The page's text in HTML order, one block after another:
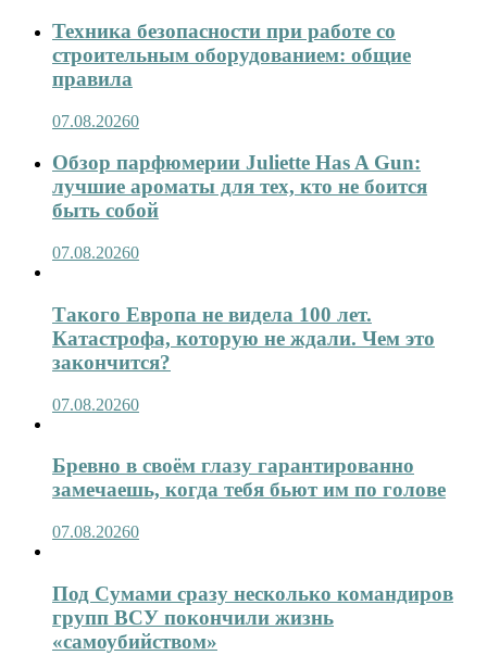
Техника безопасности при работе со
строительным оборудованием: общие
правила
07.08.20260
Обзор парфюмерии Juliette Has A Gun:
лучшие ароматы для тех, кто не боится
быть собой
07.08.20260
Такого Европа не видела 100 лет.
Катастрофа, которую не ждали. Чем это
закончится?
07.08.20260
Бревно в своём глазу гарантированно
замечаешь, когда тебя бьют им по голове
07.08.20260
Под Сумами сразу несколько командиров
групп ВСУ покончили жизнь
«самоубийством»